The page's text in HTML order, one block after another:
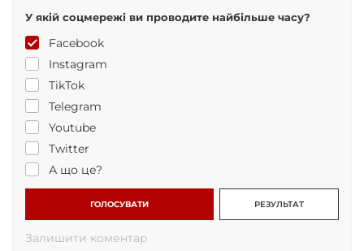
У якій соцмережі ви проводите найбільше часу?
Facebook
Instagram
TikTok
Telegram
Youtube
Twitter
А що це?
ГОЛОСУВАТИ РЕЗУЛЬТАТ
Залишити коментар